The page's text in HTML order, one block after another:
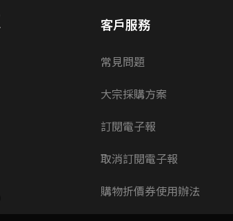
客戶服務
常見問題
大宗採購方案
訂閱電子報
取消訂閱電子報
購物折價券使用辦法